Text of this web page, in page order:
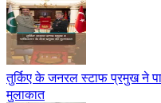
तुर्किए के जनरल स्टाफ प्रमुख ने
मुलाकात